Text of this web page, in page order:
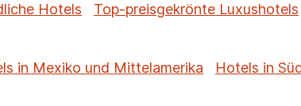
Hotels
Top-preisgekrönte Luxushotels
in Mexiko und Mittelamerika Hotels in